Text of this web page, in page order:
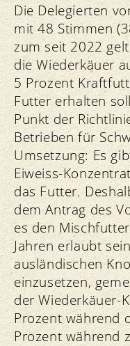
Die Delegierten
mit 48 Stimmen
zum seit 2022
die Wiederkäuer
5 Prozent
Futter erhalten
Punkt der
Betrieben für
Umsetzung: Es
Eiweiss-
das Futter.
dem Antrag des
es den
Jahren erlaubt
ausländischen
einzusetzen,
der Wiederkäuer-
Prozent während
Prozent während